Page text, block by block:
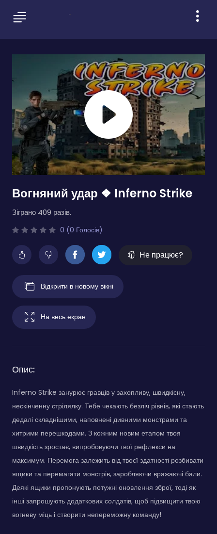
Вогняний удар ❖ Inferno Strike
Зіграно 409 разів.
0 (0 Голосів)
Не працює?
Відкрити в новому вікні
На весь екран
Опис:
Inferno Strike занурює гравців у захопливу, швидкісну,
нескінченну стрілялку. Тебе чекають безліч рівнів, які стають
дедалі складнішими, наповнені дивними монстрами та
хитрими перешкодами. З кожним новим етапом твоя
швидкість зростає, випробовуючи твої рефлекси на
максимум. Перемога залежить від твоєї здатності розбивати
ящики та перемагати монстрів, заробляючи вражаючі бали.
Деякі ящики пропонують потужні оновлення зброї, тоді як
інші запрошують додаткових солдатів, щоб підвищити твою
вогневу міць і створити непереможну команду!